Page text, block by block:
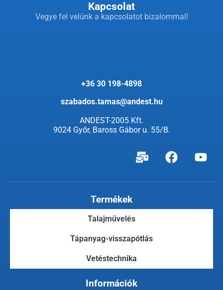
Kapcsolat
Vegye fel velünk a kapcsolatot bizalommal!
+36 30 198-4898
szabados.tamas@andest.hu
ANDEST-2005 Kft.
9024 Győr, Baross Gábor u. 55/B.
Termékek
Talajművelés
Tápanyag-visszapótlás
Vetéstechnika
Információk